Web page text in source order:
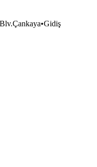
•Gidiş